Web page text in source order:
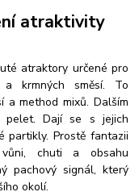
atraktivity
atraktory určené pro
a krmných směsí. To
a method mixů. Dalším
pelet. Dají se s jejich
partikly. Prostě fantazii
chuti a obsahu
pachový signál, který
okolí.